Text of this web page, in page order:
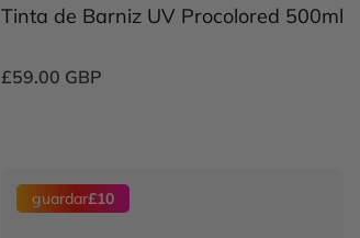
Tinta de Barniz UV Procolored 500ml
£59.00 GBP
guardar£10